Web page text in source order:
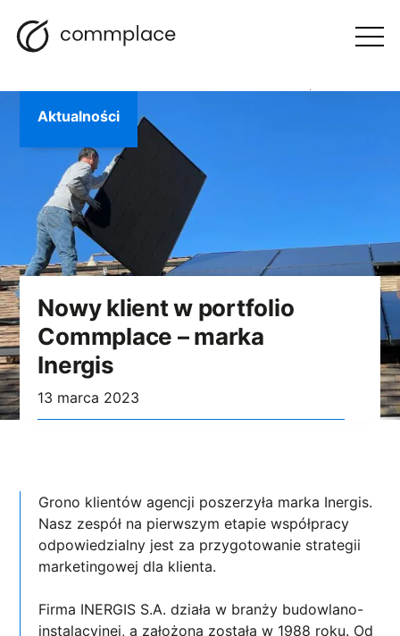
Przejdź
do
Nawigacja
BLOG
Nowy klient w portfolio
Commplace – marka
Inergis
13 marca 2023
Aktualności
Grono klientów agencji poszerzyła marka Inergis.
Nasz zespół na pierwszym etapie współpracy
odpowiedzialny jest za przygotowanie strategii
marketingowej dla klienta.
Firma INERGIS S.A. działa w branży budowlano-
instalacyjnej, a założona została w 1988 roku. Od